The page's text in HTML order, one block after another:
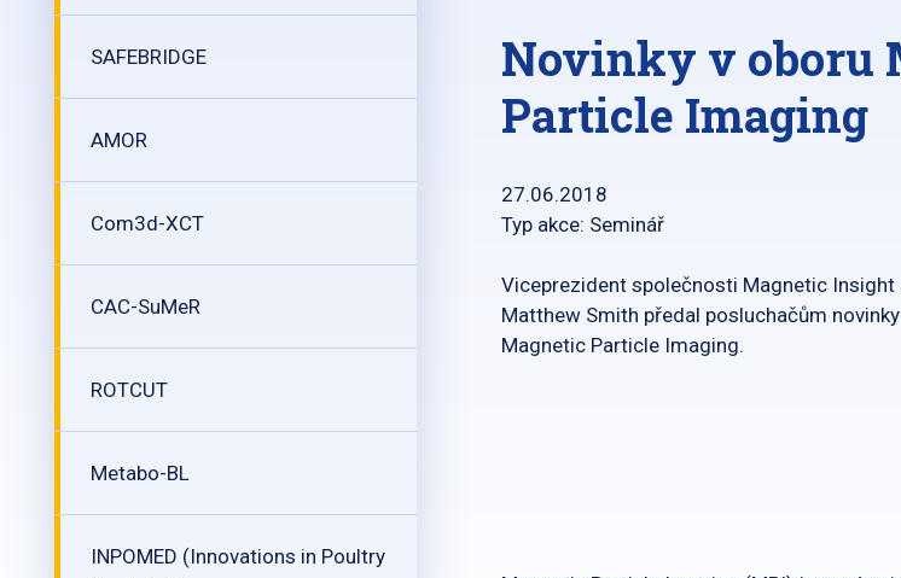
SAFEBRIDGE
AMOR
Com3d-XCT
CAC-SuMeR
ROTCUT
Metabo-BL
INPOMED (Innovations in Poultry
Novinky v oboru
Particle Imaging
27.06.2018
Typ akce: Seminář
Viceprezident společnosti Magnetic Insight
Matthew Smith předal posluchačům
Magnetic Particle Imaging.